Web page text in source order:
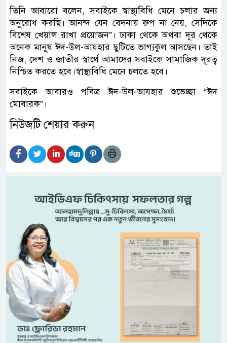
তিনি আবারো বলেন, সবাইকে স্বাস্থ্যবিধি মেনে চলার জন্য
অনুরোধ করছি। আনন্দ যেন বেদনায় রুপ না নেয়, সেদিকে
বিশেষ খেয়াল রাখা প্রয়োজন”। ঢাকা থেকে অথবা দূর থেকে
অনেক মানুষ ঈদ-উল-আযহার ছুটিতে ভাগ্যকুল আসছেন। তাই
নিজ, দেশ ও জাতীর স্বার্থে আমাদের সবাইকে সামাজিক দূরত্ব
নিশ্চিত করতে হবে।স্বাস্থ্যবিধি মেনে চলতে হবে।
সবাইকে আবারও পবিত্র ঈদ-উল-আযহার শুভেচ্ছা “ঈদ
মোবারক”।
নিউজটি শেয়ার করুন